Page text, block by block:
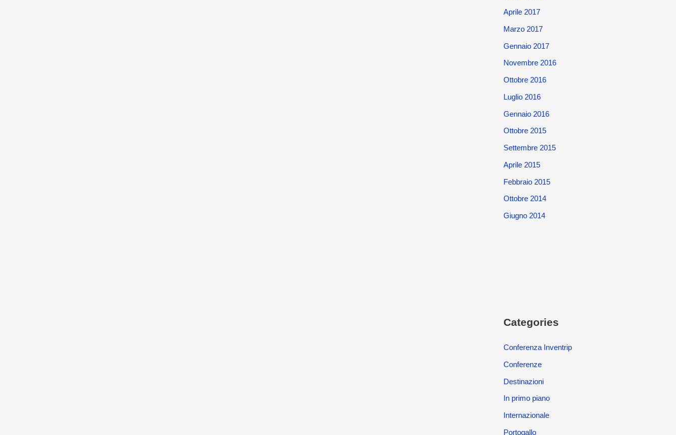
Aprile 2017
Marzo 2017
Gennaio 2017
Novembre 2016
Ottobre 2016
Luglio 2016
Gennaio 2016
Ottobre 2015
Settembre 2015
Aprile 2015
Febbraio 2015
Ottobre 2014
Giugno 2014
Categories
Conferenza Inventrip
Conferenze
Destinazioni
In primo piano
Internazionale
Portogallo